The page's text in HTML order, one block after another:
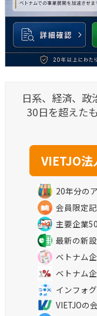
日系、経済、政
30日を超えた
20年分の
会員限定
主要企業
最新の新
ベトナム
ベトナム
インフォ
VIETJOの